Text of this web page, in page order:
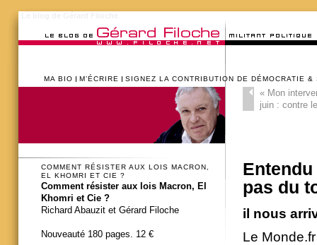
MA BIO M’ÉCRIRE SIGNEZ LA CONTRIBUTION DE DÉMOCRATIE &
«Mon
juin : contre
pas du
il nous
Le
COMMENT RÉSISTER AUX LOIS MACRON,
EL KHOMRI ET CIE ?
Comment résister aux lois Macron, El
Khomri et Cie ?
Richard Abauzit et Gérard Filoche
Nouveauté 180 pages. 12 €